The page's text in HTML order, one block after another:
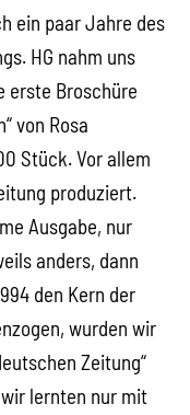
ein paar Jahre des
HG nahm uns
erste Broschüre
von Rosa
Stück. Vor allem
produziert.
Ausgabe, nur
anders, dann
den Kern der
wurden wir
Zeitung“
lernten nur mit